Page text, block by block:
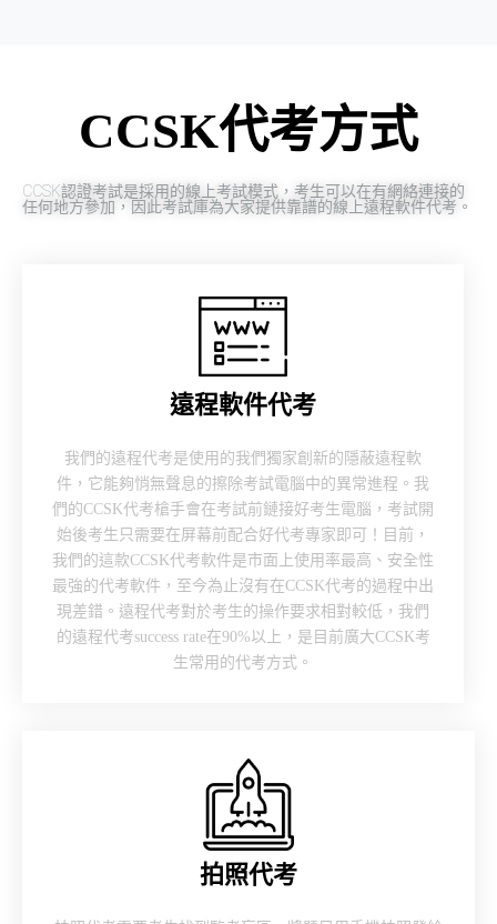
CCSK代考方式
CCSK認證考試是採用的線上考試模式，考生可以在有網絡連接的
任何地方參加，因此考試庫為大家提供靠譜的線上遠程軟件代考。
遠程軟件代考
我們的遠程代考是使用的我們獨家創新的隱蔽遠程軟
件，它能夠悄無聲息的擦除考試電腦中的異常進程。我
們的CCSK代考槍手會在考試前鏈接好考生電腦，考試開
始後考生只需要在屏幕前配合好代考專家即可！目前，
我們的這款CCSK代考軟件是市面上使用率最高、安全性
最強的代考軟件，至今為止沒有在CCSK代考的過程中出
現差錯。遠程代考對於考生的操作要求相對較低，我們
的遠程代考success rate在90%以上，是目前廣大CCSK考
生常用的代考方式。
拍照代考